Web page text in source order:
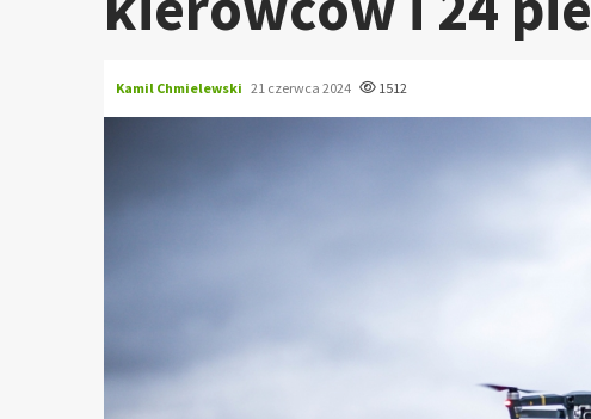
Kamil Chmielewski 21 czerwca 2024 1512